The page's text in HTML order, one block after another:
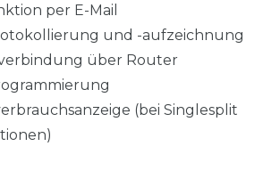
per E-Mail
und -aufzeichnung
über Router
(bei Singlesplit